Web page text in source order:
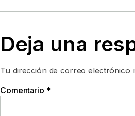
Deja una
Tu dirección de correo electrónico
Comentario *